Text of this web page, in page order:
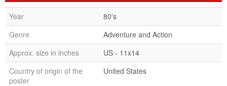
Year
80's
Genre
Adventure and Action
Approx. size in inches
US - 11x14
Country of origin of the
poster
United States